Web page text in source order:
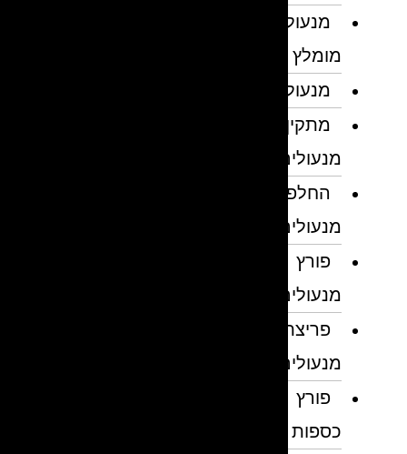
מנעולן
מומלץ
מנעולנים
מתקין
מנעולים
החלפת
מנעולים
פורץ
מנעולים
פריצת
מנעולים
פורץ
כספות